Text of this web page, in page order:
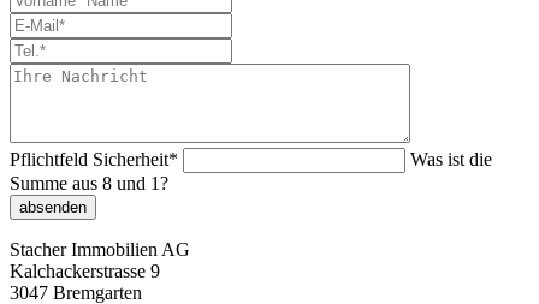
Pflichtfeld Sicherheit*
Was ist die
Summe aus 8 und 1?
absenden
Stacher Immobilien AG
Kalchackerstrasse 9
3047 Bremgarten